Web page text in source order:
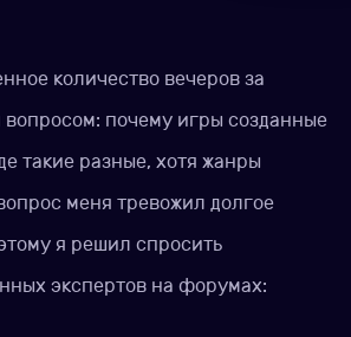
количество вечеров за
вопросом: почему игры созданные
такие разные, хотя жанры
меня тревожил долгое
я решил спросить
экспертов на форумах: